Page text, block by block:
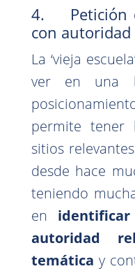
4. Petición
con autoridad
La ‘vieja
ver en una
permite tener
sitios
desde hace
teniendo
en
autoridad
temática y